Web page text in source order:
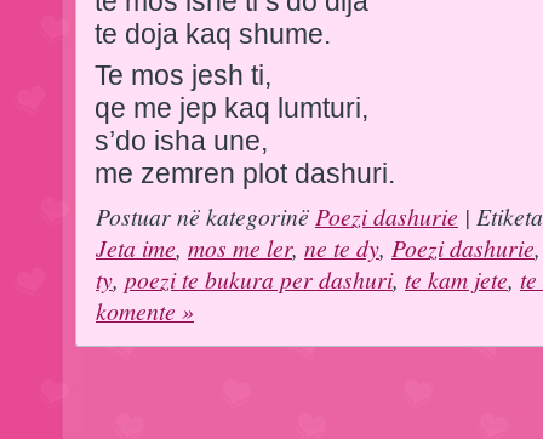
te doja kaq shume.
Te mos jesh ti,
qe me jep kaq lumturi,
s’do isha une,
me zemren plot dashuri.
Postuar në kategorinë Poezi dashurie |
Jeta ime, mos me ler, ne te dy, Poezi dashurie
ty, poezi te bukura per dashuri, te kam jete, te
komente »